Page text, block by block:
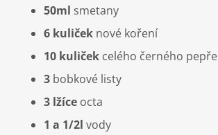
50ml smetany
6 kuliček nové koření
10 kuliček celého černého pepře
3 bobkové listy
3 lžíce octa
1 a 1/2l vody